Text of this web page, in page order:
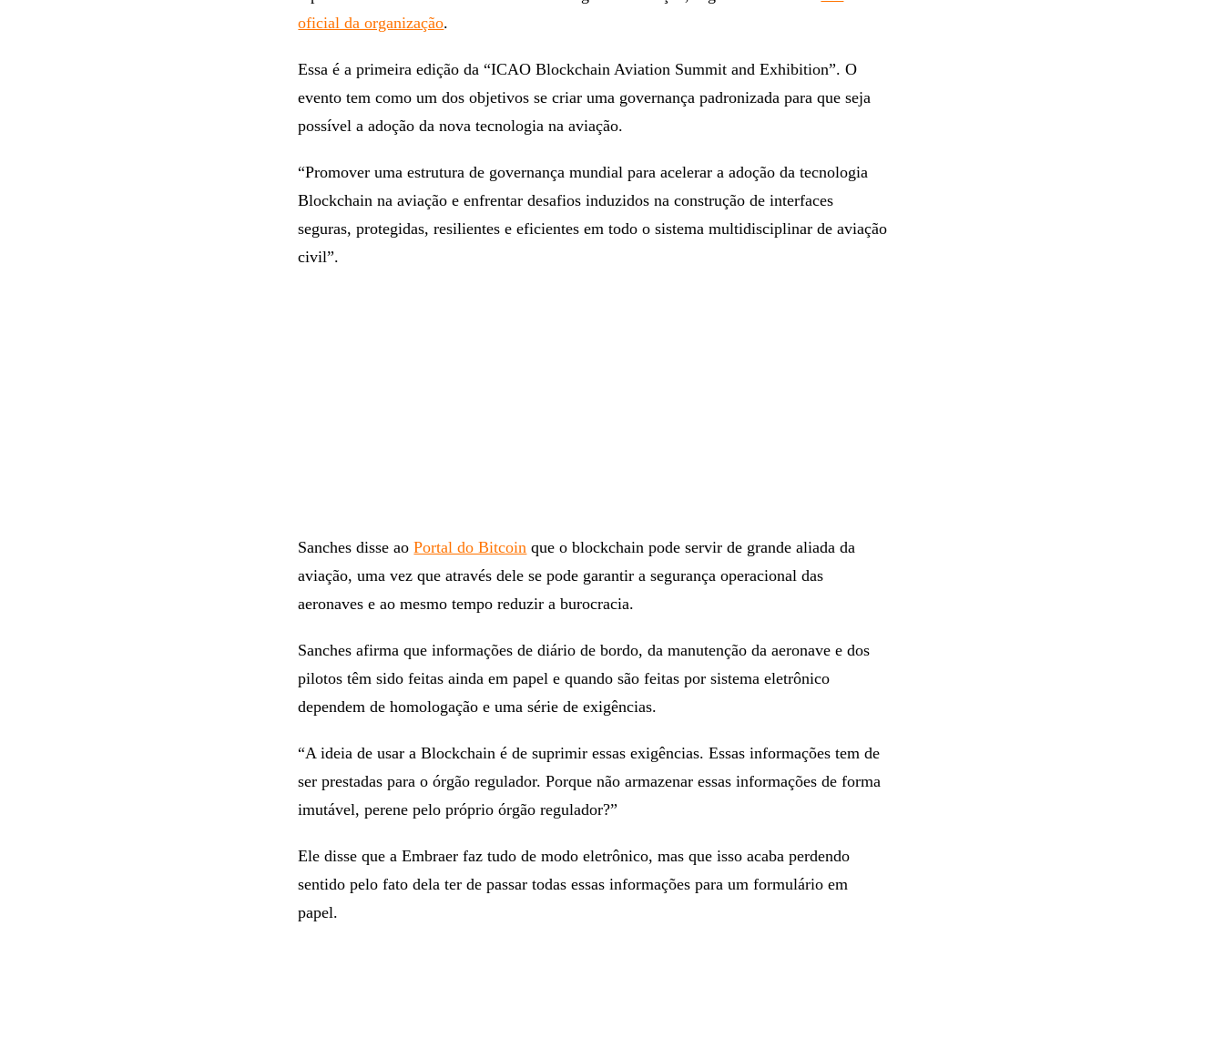
oficial da organização.
Essa é a primeira edição da “ICAO Blockchain Aviation Summit and Exhibition”. O
evento tem como um dos objetivos se criar uma governança padronizada para que seja
possível a adoção da nova tecnologia na aviação.
“Promover uma estrutura de governança mundial para acelerar a adoção da tecnologia
Blockchain na aviação e enfrentar desafios induzidos na construção de interfaces
seguras, protegidas, resilientes e eficientes em todo o sistema multidisciplinar de aviação
civil”.
Sanches disse aoPortal do Bitcoin que o blockchain pode servir de grande aliada da
aviação, uma vez que através dele se pode garantir a segurança operacional das
aeronaves e ao mesmo tempo reduzir a burocracia.
Sanches afirma que informações de diário de bordo, da manutenção da aeronave e dos
pilotos têm sido feitas ainda em papel e quando são feitas por sistema eletrônico
dependem de homologação e uma série de exigências.
“A ideia de usar a Blockchain é de suprimir essas exigências. Essas informações tem de
ser prestadas para o órgão regulador. Porque não armazenar essas informações de forma
imutável, perene pelo próprio órgão regulador?”
Ele disse que a Embraer faz tudo de modo eletrônico, mas que isso acaba perdendo
sentido pelo fato dela ter de passar todas essas informações para um formulário em
papel.